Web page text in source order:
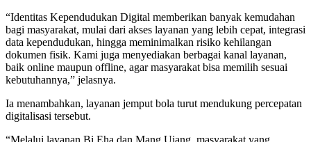
“Identitas Kependudukan Digital memberikan banyak kemudahan
bagi masyarakat, mulai dari akses layanan yang lebih cepat, integrasi
data kependudukan, hingga meminimalkan risiko kehilangan
dokumen fisik. Kami juga menyediakan berbagai kanal layanan,
baik online maupun offline, agar masyarakat bisa memilih sesuai
kebutuhannya,” jelasnya.
Ia menambahkan, layanan jemput bola turut mendukung percepatan
digitalisasi tersebut.
“Melalui layanan Bi Eha dan Mang Ujang, masyarakat yang